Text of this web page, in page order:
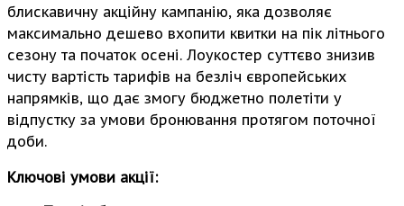
блискавичну акційну кампанію, яка дозволяє
максимально дешево вхопити квитки на пік літнього
сезону та початок осені. Лоукостер суттєво знизив
чисту вартість тарифів на безліч європейських
напрямків, що дає змогу бюджетно полетіти у
відпустку за умови бронювання протягом поточної
доби.
Ключові умови акції: